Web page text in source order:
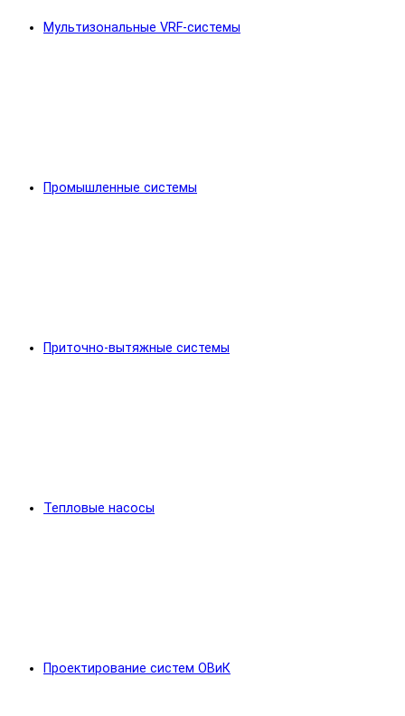
Мультизональные VRF-системы
Промышленные системы
Приточно-вытяжные системы
Тепловые насосы
Проектирование систем ОВиК